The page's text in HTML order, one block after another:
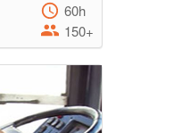
60h
150+